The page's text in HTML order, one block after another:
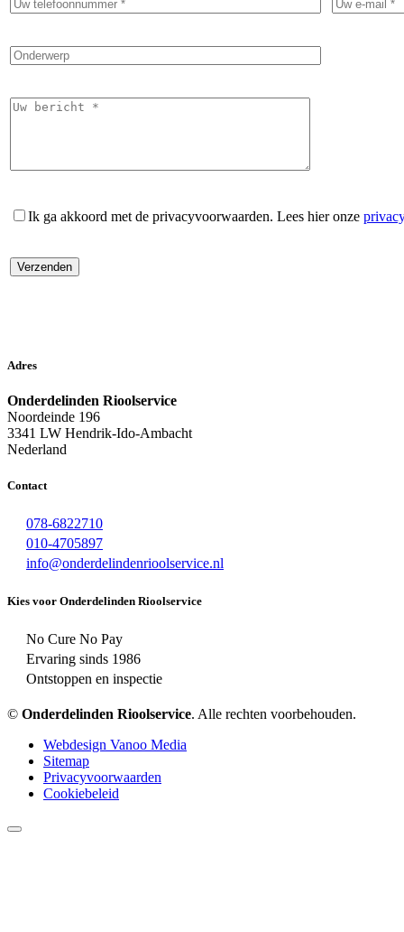
Ik ga akkoord met de privacyvoorwaarden. Lees hier onze
Adres
Onderdelinden Rioolservice
Noordeinde 196
3341 LW Hendrik-Ido-Ambacht
Nederland
Contact
078-6822710
010-4705897
info@onderdelindenrioolservice.nl
Kies voor Onderdelinden Rioolservice
No Cure No Pay
Ervaring sinds 1986
Ontstoppen en inspectie
© Onderdelinden Rioolservice. Alle rechten voorbehouden.
Webdesign Vanoo Media
Sitemap
Privacyvoorwaarden
Cookiebeleid